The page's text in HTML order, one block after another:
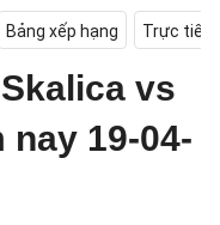
Bảng xếp hạng Trực tiếp
vs
nay 19-04-